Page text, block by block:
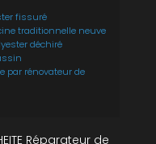
fissuré
traditionnelle neuve
déchiré
par rénovateur de
Réparateur de